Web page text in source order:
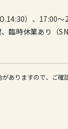
）、17:00〜
臨時休業あり（
ありますので、ご確